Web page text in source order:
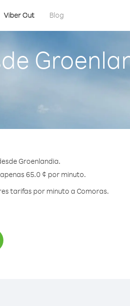
Viber Out Blog
Groenlandia.
65.0 ¢ por minuto.
tarifas por minuto a Comoras.